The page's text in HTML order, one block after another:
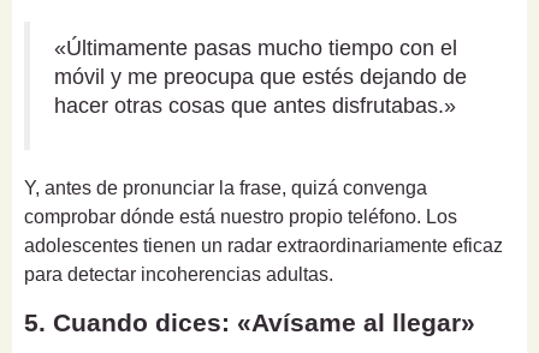
«Últimamente pasas mucho tiempo con el
móvil y me preocupa que estés dejando de
hacer otras cosas que antes disfrutabas.»
Y, antes de pronunciar la frase, quizá convenga
comprobar dónde está nuestro propio teléfono. Los
adolescentes tienen un radar extraordinariamente eficaz
para detectar incoherencias adultas.
5. Cuando dices: «Avísame al llegar»